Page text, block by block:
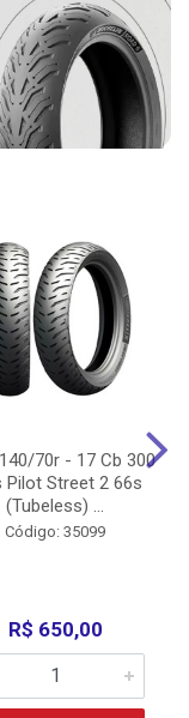
70r - 17 Cb 300
Pilot Street 2 66s
(Tubeless) ...
Código: 35099
R$ 650,00